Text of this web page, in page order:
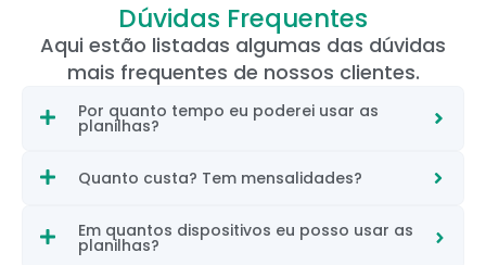
Dúvidas Frequentes
Aqui estão listadas algumas das dúvidas
mais frequentes de nossos clientes.
Por quanto tempo eu poderei usar as
planilhas?
Quanto custa? Tem mensalidades?
Em quantos dispositivos eu posso usar as
planilhas?